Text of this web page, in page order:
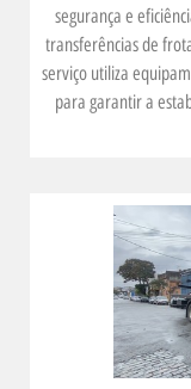
segurança e
transferências de
serviço utiliza
para garantir a